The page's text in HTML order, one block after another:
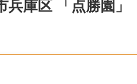
庫区 「点勝園」